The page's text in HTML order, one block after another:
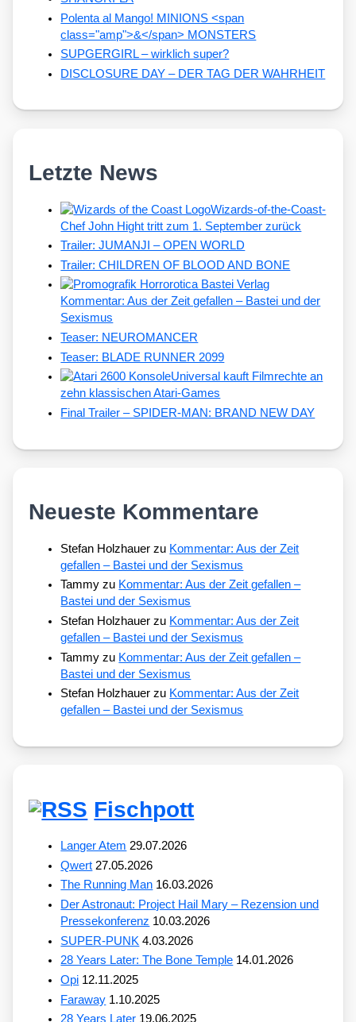
Polenta al Mango! MINIONS <span
class="amp">&</span> MONSTERS
SUPGERGIRL – wirklich super?
DISCLOSURE DAY – DER TAG DER WAHRHEIT
Letzte News
Wizards-of-the-Coast-
Chef John Hight tritt zum 1. September zurück
Trailer: JUMANJI – OPEN WORLD
Trailer: CHILDREN OF BLOOD AND BONE
Kommentar: Aus der Zeit gefallen – Bastei und der
Sexismus
Teaser: NEUROMANCER
Teaser: BLADE RUNNER 2099
Universal kauft Filmrechte an
zehn klassischen Atari-Games
Final Trailer – SPIDER-MAN: BRAND NEW DAY
Neueste Kommentare
Stefan Holzhauer zu Kommentar: Aus der Zeit
gefallen – Bastei und der Sexismus
Tammy zu Kommentar: Aus der Zeit gefallen –
Bastei und der Sexismus
Stefan Holzhauer zu Kommentar: Aus der Zeit
gefallen – Bastei und der Sexismus
Tammy zu Kommentar: Aus der Zeit gefallen –
Bastei und der Sexismus
Stefan Holzhauer zu Kommentar: Aus der Zeit
gefallen – Bastei und der Sexismus
Fischpott
Langer Atem 29.07.2026
Qwert 27.05.2026
The Running Man 16.03.2026
Der Astronaut: Project Hail Mary – Rezension und
Pressekonferenz 10.03.2026
SUPER-PUNK 4.03.2026
28 Years Later: The Bone Temple 14.01.2026
Opi 12.11.2025
Faraway 1.10.2025
28 Years Later 19.06.2025